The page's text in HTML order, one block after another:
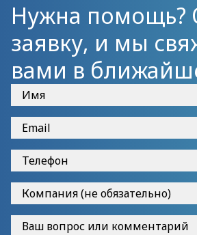
Нужна помощь?
заявку, и мы
вами в